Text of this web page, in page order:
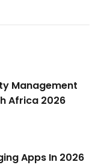
Management
Africa 2026
Apps In 2026